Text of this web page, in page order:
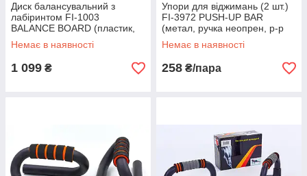
Диск балансувальний з
лабіринтом FI-1003
BALANCE BOARD (пластик,
d-39 см, h-8 см, вага-900 г)
Немає в наявності
1 099 ₴
Упори для віджимань (2 шт.)
FI-3972 PUSH-UP BAR
(метал, ручка неопрен, р-р
15x25см)
Немає в наявності
258 ₴/пара